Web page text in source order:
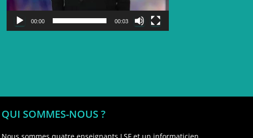
00:00 00:03
QUI SOMMES-NOUS ?